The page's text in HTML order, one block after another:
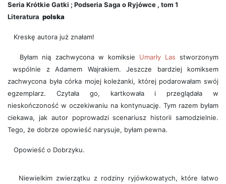
Seria Krótkie Gatki ; Podseria Saga o Ryjówce , tom 1
Literatura polska
Kreskę autora już znałam!
Byłam nią zachwycona w komiksie Umarły Las stworzonym
wspólnie z Adamem Wajrakiem. Jeszcze bardziej komiksem
zachwycona była córka mojej koleżanki, której podarowałam swój
egzemplarz. Czytała go, kartkowała i przeglądała w
nieskończoność w oczekiwaniu na kontynuację. Tym razem byłam
ciekawa, jak autor poprowadzi scenariusz historii samodzielnie.
Tego, że dobrze opowieść narysuje, byłam pewna.
Opowieść o Dobrzyku.
Niewielkim zwierzątku z rodziny ryjówkowatych, które łatwo